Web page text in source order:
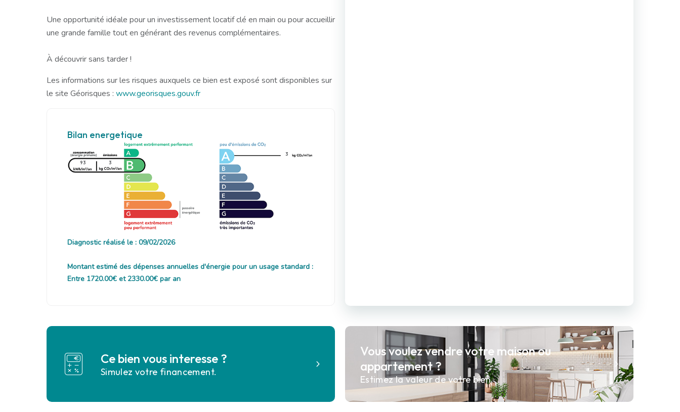
Une opportunité idéale pour un investissement locatif clé en main ou pour accueillir
une grande famille tout en générant des revenus complémentaires.
À découvrir sans tarder !
Les informations sur les risques auxquels ce bien est exposé sont disponibles sur
le site Géorisques : www.georisques.gouv.fr
Bilan energetique
93 3
3
Diagnostic réalisé le : 09/02/2026
Montant estimé des dépenses annuelles d'énergie pour un usage standard :
Entre 1720.00€ et 2330.00€ par an
Ce bien vous interesse ?
Simulez votre financement.
Vous voulez vendre votre maison ou
appartement ?
Estimez la valeur de votre bien.